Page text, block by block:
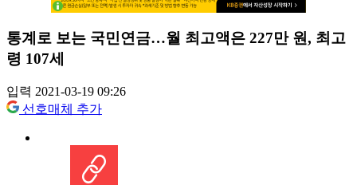
통계로 보는 국민연금…월 최고액은 227만 원, 최고
령 107세
입력 2021-03-19 09:26
선호매체 추가